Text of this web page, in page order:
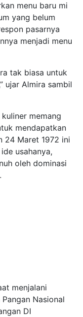
menu baru mi
yang belum
pasarnya
menjadi menu
tak biasa untuk
ujar Almira sambil
memang
mendapatkan
24 Maret 1972 ini
usahanya,
oleh dominasi
menjalani
Nasional
DI